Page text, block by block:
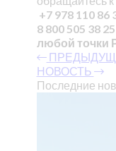
+7 978 110
8 800 505 38
любой точки
НОВОСТЬ
Последние